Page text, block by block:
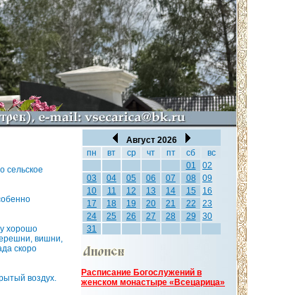
сельское
хорошо
вишни,
скоро
воздух.
Август 2026
пн
вт ср чт пт сб
вс
01
02
03
04 05 06 07 08
09
10
11 12 13 14 15
16
17
18 19 20 21 22
23
24
25 26 27 28 29
30
31
Расписание Богослужений в
женском монастыре «Всецарица»